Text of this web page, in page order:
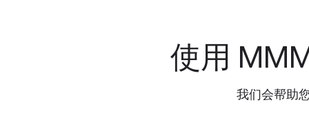
使用
我们会帮助